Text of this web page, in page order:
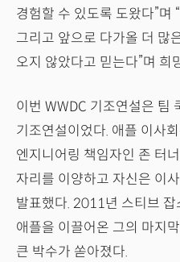
경험할 수 있도록 도왔다”며
그리고 앞으로 다가올 더 많
오지 않았다고 믿는다”며 희
이번 WWDC 기조연설은 팀
기조연설이었다. 애플 이사
엔지니어링 책임자인 존 터
자리를 이양하고 자신은 이
발표했다. 2011년 스티브
애플을 이끌어온 그의 마지
큰 박수가 쏟아졌다.